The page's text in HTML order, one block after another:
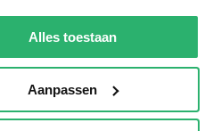
Alles toestaan
Aanpassen